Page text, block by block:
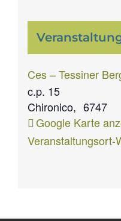
Ces – Tessiner
c.p. 15
Chironico, 6747
Google Karte
Veranstaltungsort-